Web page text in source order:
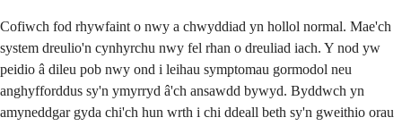
Cofiwch fod rhywfaint o nwy a chwyddiad yn hollol normal. Mae'ch
system dreulio'n cynhyrchu nwy fel rhan o dreuliad iach. Y nod yw
peidio â dileu pob nwy ond i leihau symptomau gormodol neu
anghyfforddus sy'n ymyrryd â'ch ansawdd bywyd. Byddwch yn
amyneddgar gyda chi'ch hun wrth i chi ddeall beth sy'n gweithio orau